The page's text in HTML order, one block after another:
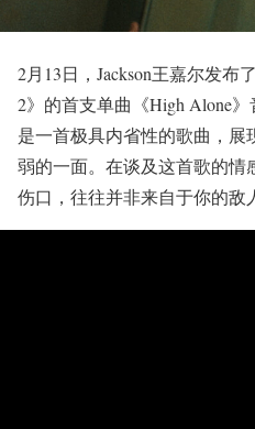
2⽉13⽇，Jackson王嘉尔发布
2》的⾸⽀单曲《High Alone》
是一首极具内省性的歌曲，
弱的一面。在谈及这首歌的情
伤⼝，往往并⾮来⾃于你的敌